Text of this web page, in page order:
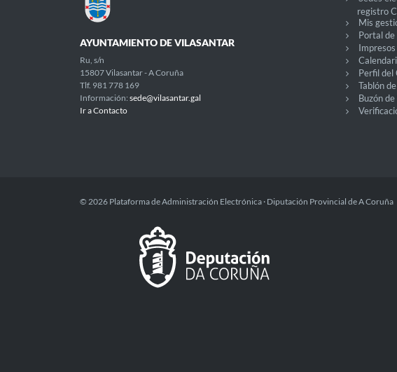
AYUNTAMIENTO DE VILASANTAR
Ru, s/n
15807 Vilasantar - A Coruña
Tlf. 981 778 169
Información: sede@vilasantar.gal
Ir a Contacto
registro
Mis
Portal de
Perfil
Tablón
Buzón
© 2026 Plataforma de Administración Electrónica · Diputación Provincial de A Coruña